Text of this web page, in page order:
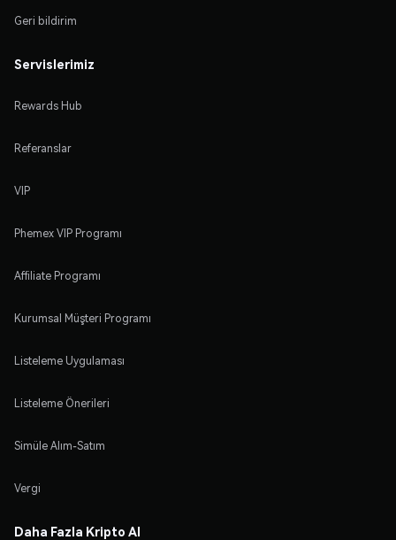
Geri bildirim
Servislerimiz
Rewards Hub
Referanslar
VIP
Phemex VIP Programı
Affiliate Programı
Kurumsal Müşteri Programı
Listeleme Uygulaması
Listeleme Önerileri
Simüle Alım-Satım
Vergi
Daha Fazla Kripto Al